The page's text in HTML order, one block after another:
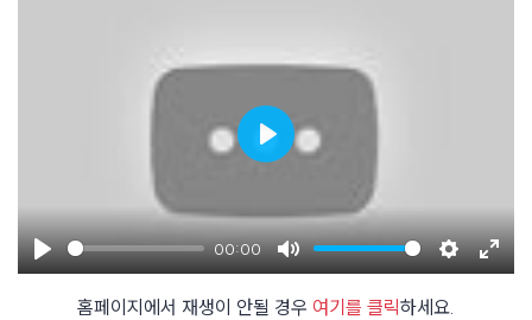
Play
00:00
Mute Settings
Enter
Play
홈페이지에서 재생이 안될 경우 여기를 클릭하세요.